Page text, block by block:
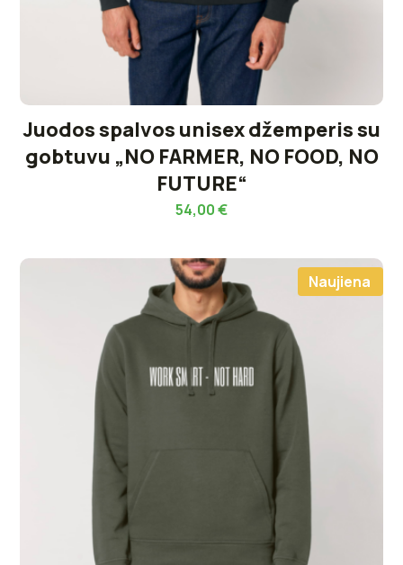
Juodos spalvos unisex džemperis su
gobtuvu „NO FARMER, NO FOOD, NO
FUTURE“
54,00€
Naujiena